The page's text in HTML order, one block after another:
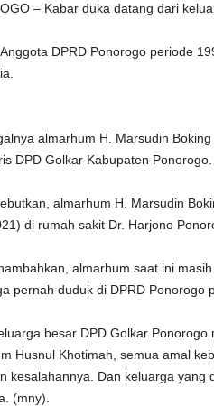
– Kabar duka datang dari
DPRD Ponorogo periode
almarhum H. Marsudin
DPD Golkar Kabupaten Ponorogo.
almarhum H. Marsudin
di rumah sakit Dr. Harjono
almarhum saat ini
pernah duduk di DPRD Ponorogo
besar DPD Golkar
Husnul Khotimah, semua amal
kesalahannya. Dan keluarga yang
(mny).